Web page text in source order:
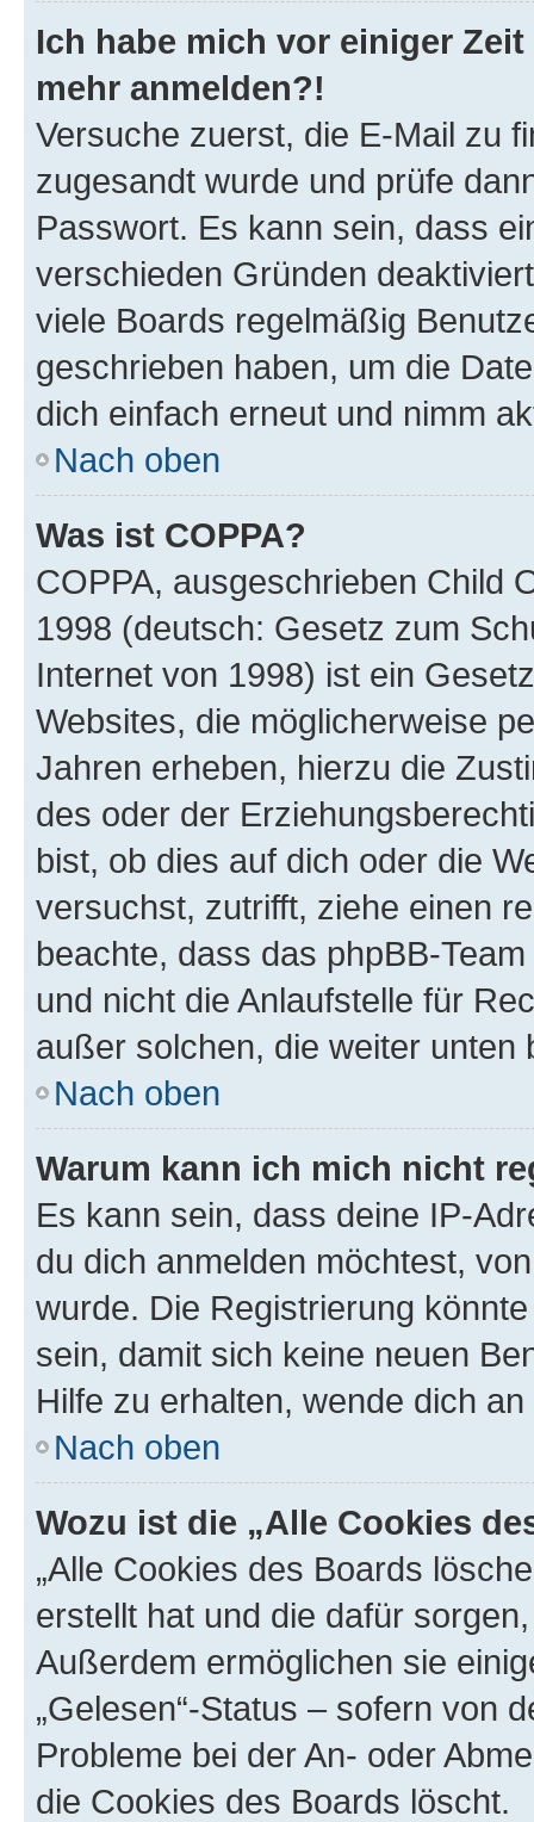
Ich habe mich vor einiger
mehr anmelden?!
Versuche zuerst, die E-Mail zu
zugesandt wurde und prüfe
Passwort. Es kann sein, dass
verschieden Gründen
viele Boards regelmäßig
geschrieben haben, um die
dich einfach erneut und nimm
Nach oben
Was ist COPPA?
COPPA, ausgeschrieben Child
1998 (deutsch: Gesetz zum
Internet von 1998) ist ein
Websites, die möglicherweise
Jahren erheben, hierzu die
des oder der
bist, ob dies auf dich oder die
versuchst, zutrifft, ziehe einen
beachte, dass das phpBB-
und nicht die Anlaufstelle für
außer solchen, die weiter unten
Nach oben
Warum kann ich mich nicht
Es kann sein, dass deine IP-
du dich anmelden möchtest,
wurde. Die Registrierung
sein, damit sich keine neuen
Hilfe zu erhalten, wende dich
Nach oben
Wozu ist die „Alle Cookies
„Alle Cookies des Boards
erstellt hat und die dafür
Außerdem ermöglichen sie
„Gelesen“-Status – sofern von
Probleme bei der An- oder
die Cookies des Boards löscht.